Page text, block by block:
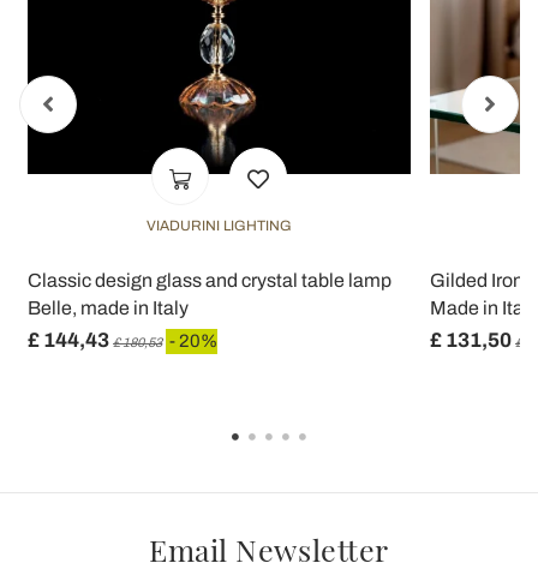
VIADURINI LIGHTING
Classic design glass and crystal table lamp
Belle, made in Italy
£ 144,43 £ 180,53 - 20%
Gilded Iron
Made in
£ 131,50 £
Email Newsletter